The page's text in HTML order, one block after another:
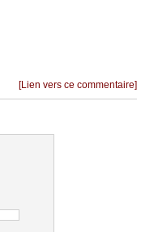
[Lien vers ce commentaire]